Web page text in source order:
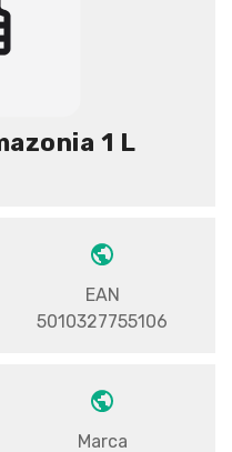
1 L
EAN
5010327755106
Marca